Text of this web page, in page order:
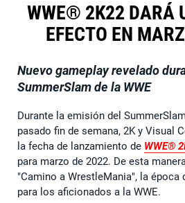
WWE® 2K22 DARÁ
EFECTO EN
Nuevo gameplay revelado
SummerSlam de la WWE
Durante la emisión del
pasado fin de semana, 2K y Visual
la fecha de lanzamiento de WWE®
para marzo de 2022. De esta
"Camino a WrestleMania", la época
para los aficionados a la WWE.